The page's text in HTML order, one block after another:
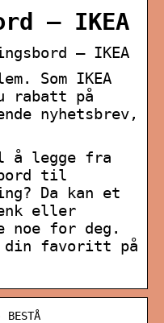
– IKEA
– IKEA
Som IKEA
rabatt på
nyhetsbrev,
å legge fra
til
Da kan et
eller
noe for deg.
din favoritt på